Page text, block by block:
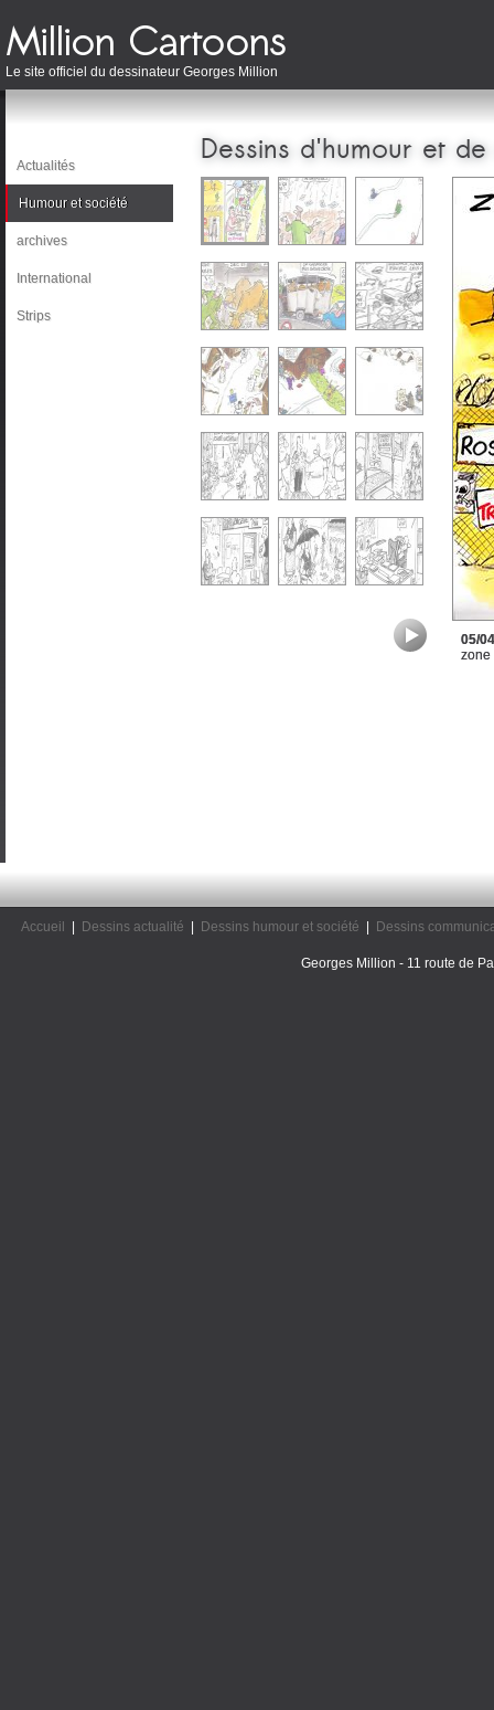
Le site officiel du dessinateur Georges Million
Actualités
Humour et société
archives
International
Strips
Dessins d'humour et
05/
zone
Accueil Dessins actualité Dessins humour et société Dessins
Georges Million - 11 route de